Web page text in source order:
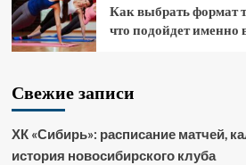
Как выбрать формат
что подойдет именно
Свежие записи
ХК «Сибирь»: расписание матчей,
история новосибирского клуба